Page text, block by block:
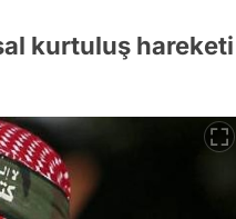
kurtuluş hareketi